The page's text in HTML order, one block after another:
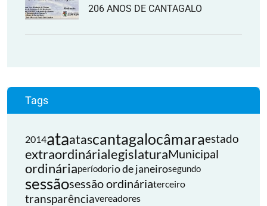
206 ANOS DE CANTAGALO
Tags
2014ataatascantagalocâmaraestado
extraordinárialegislaturaMunicipal
ordináriaperíodorio de janeirosegundo
sessãosessão ordináriaterceiro
transparênciavereadores